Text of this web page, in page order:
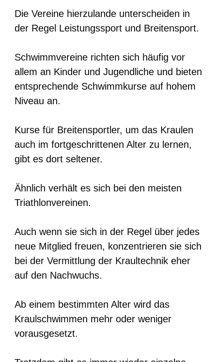
Die Vereine hierzulande unterscheiden in
der Regel Leistungssport und Breitensport.
Schwimmvereine richten sich häufig vor
allem an Kinder und Jugendliche und bieten
entsprechende Schwimmkurse auf hohem
Niveau an.
Kurse für Breitensportler, um das Kraulen
auch im fortgeschrittenen Alter zu lernen,
gibt es dort seltener.
Ähnlich verhält es sich bei den meisten
Triathlonvereinen.
Auch wenn sie sich in der Regel über jedes
neue Mitglied freuen, konzentrieren sie sich
bei der Vermittlung der Kraultechnik eher
auf den Nachwuchs.
Ab einem bestimmten Alter wird das
Kraulschwimmen mehr oder weniger
vorausgesetzt.